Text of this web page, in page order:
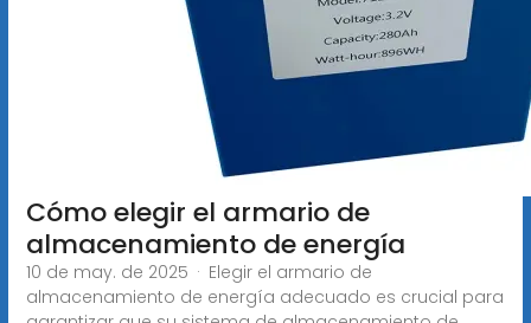
Cómo elegir el armario de
almacenamiento de energía
10 de may. de 2025 · Elegir el armario de
almacenamiento de energía adecuado es crucial para